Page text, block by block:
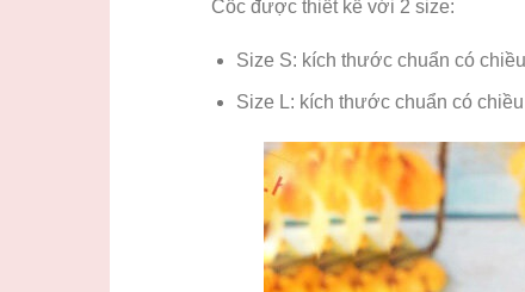
Cốc được thiết kể với 2 size:
Size S: kích thước chuẩn có
Size L: kích thước chuẩn có